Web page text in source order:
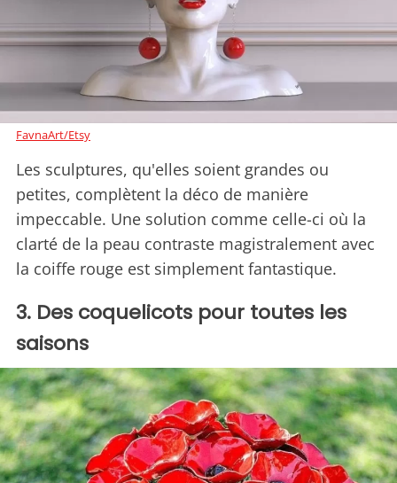
FavnaArt/Etsy
Les sculptures, qu'elles soient grandes ou
petites, complètent la déco de manière
impeccable. Une solution comme celle-ci où la
clarté de la peau contraste magistralement avec
la coiffe rouge est simplement fantastique.
3. Des coquelicots pour toutes les
saisons